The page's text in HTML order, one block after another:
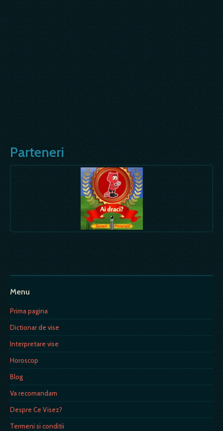
Parteneri
Menu
Prima pagina
Dictionar de vise
Interpretare vise
Horoscop
Blog
Va recomandam
Despre Ce Visez?
Termeni si conditii